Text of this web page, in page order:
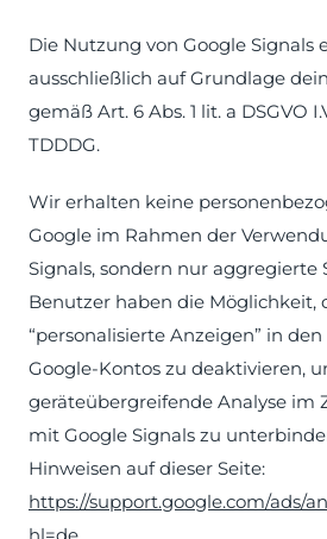
Die Nutzung von Google Signals
ausschließlich auf Grundlage
gemäß Art. 6 Abs. 1 lit. a DSGVO
TDDDG.
Wir erhalten keine
Google im Rahmen der
Signals, sondern nur aggregierte
Benutzer haben die Möglichkeit,
“personalisierte Anzeigen” in
Google-Kontos zu deaktivieren,
geräteübergreifende Analyse im
mit Google Signals zu
Hinweisen auf dieser Seite:
https://support.google.com/ads/